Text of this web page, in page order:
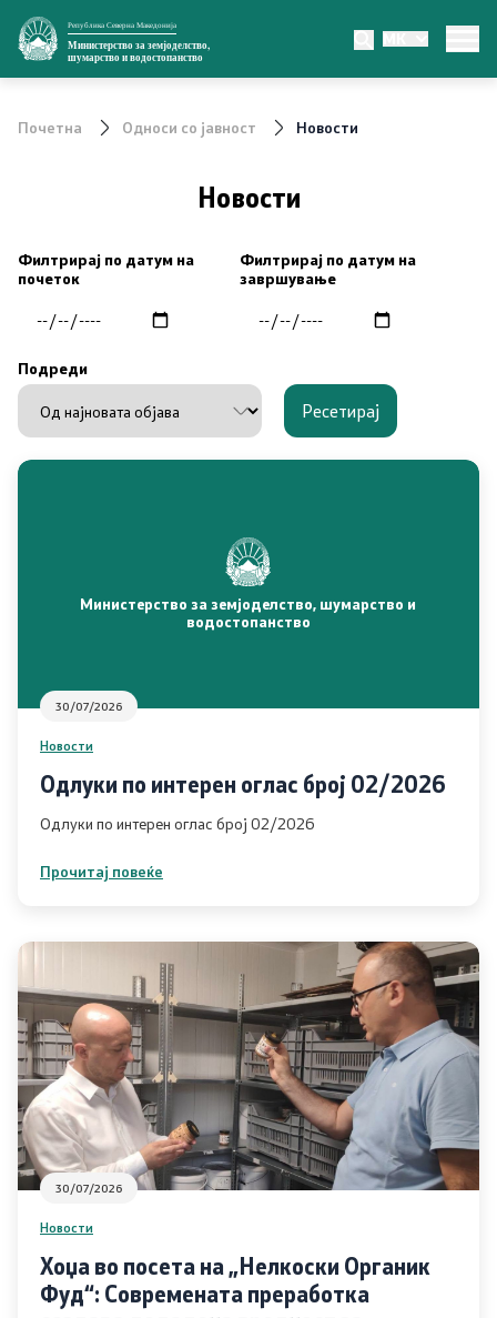
Република Северна Македонија
Министерство за земјоделство,
шумарство и водостопанство
MK
Министерство
Државен секретар
Органи во состав
Органограм
Конкурси
Завршени конкурси
Јавно достапни информации
Јавни набавки
Извештаи
Буџет
Слободен пристап до информации од јавен карактер
Интерни акти/процедури
Почетна Односи со јавност Новости
Новости
Филтрирај по датум на
почеток
Филтрирај по датум на
завршување
Подреди
Ресетирај
Министерство за земјоделство, шумарство и
водостопанство
30/07/2026
Новости
Одлуки по интерен оглас број 02/2026
Одлуки по интерен оглас број 02/2026
Прочитај повеќе
30/07/2026
Новости
Хоџа во посета на „Нелкоски Органик
Фуд“: Современата преработка